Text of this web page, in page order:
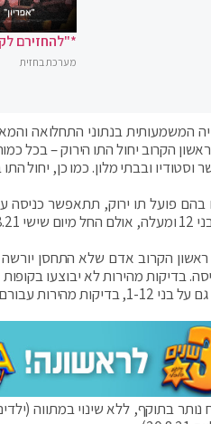
*"להחזירם
מערכת בחזית
המשמעותית בנתוני התחלואה
הקרוב יחול התו הירוק – בכל
וסטודיו ובבתי מלון. כמו כן, יחול התו
פועל תו ירוק, תתאפשר כניסה
מכל גיל.
בדיקות מהירות לא יבוצעו
עבורם יהיו ללא תשלום).